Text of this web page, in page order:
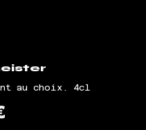
au choix. 4cl